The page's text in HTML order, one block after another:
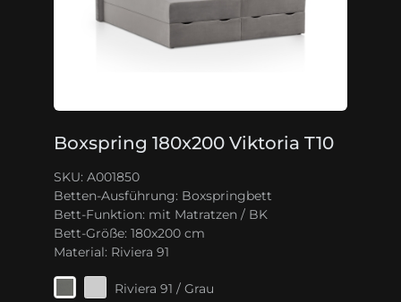
Boxspring 180x200 Viktoria T10
SKU: A001850
Betten-Ausführung: Boxspringbett
Bett-Funktion: mit Matratzen / BK
Bett-Größe: 180x200 cm
Material: Riviera 91
Riviera 91 / Grau